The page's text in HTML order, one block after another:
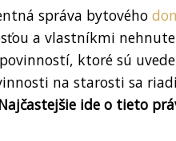
správa bytového
a vlastníkmi
ktoré sú
na starosti sa
ide o tieto